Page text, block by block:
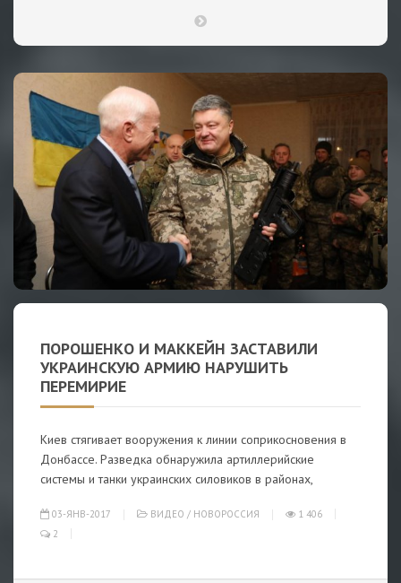
ПОРОШЕНКО И МАККЕЙН ЗАСТАВИЛИ
УКРАИНСКУЮ АРМИЮ НАРУШИТЬ
ПЕРЕМИРИЕ
Киев стягивает вооружения к линии соприкосновения в
Донбассе. Разведка обнаружила артиллерийские
системы и танки украинских силовиков в районах,
03-ЯНВ-2017 ВИДЕО / НОВОРОССИЯ
1 406
2